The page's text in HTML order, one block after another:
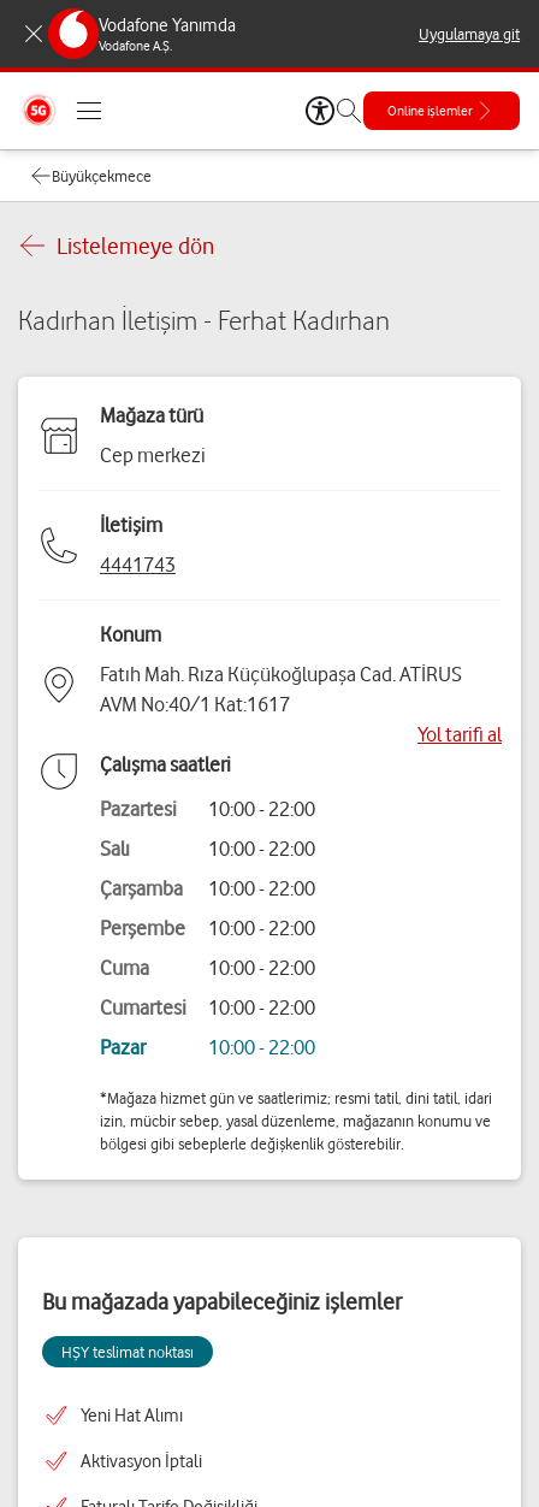
Vodafone Yanımda
Vodafone A.Ş.
Uygulamaya git
Online işlemler
Büyükçekmece
Listelemeye dön
Kadırhan İletişim - Ferhat Kadırhan
Mağaza türü
Cep merkezi
İletişim
4441743
Konum
Fatıh Mah. Rıza Küçükoğlupaşa Cad. ATİRUS
AVM No:40/1 Kat:1617
Yol tarifi al
Çalışma saatleri
Pazartesi
10:00 - 22:00
Salı
10:00 - 22:00
Çarşamba
10:00 - 22:00
Perşembe
10:00 - 22:00
Cuma
10:00 - 22:00
Cumartesi
10:00 - 22:00
Pazar
10:00 - 22:00
*Mağaza hizmet gün ve saatlerimiz; resmi tatil, dini tatil, idari
izin, mücbir sebep, yasal düzenleme, mağazanın konumu ve
bölgesi gibi sebeplerle değişkenlik gösterebilir.
Bu mağazada yapabileceğiniz işlemler
HŞY teslimat noktası
Yeni Hat Alımı
Aktivasyon İptali